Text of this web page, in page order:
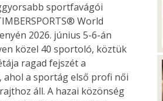
sportfavágói
World
2026. június 5-6-án
közel 40 sportoló, köztük
ragad fejszét a
a sportág első profi női
áll. A hazai közönség